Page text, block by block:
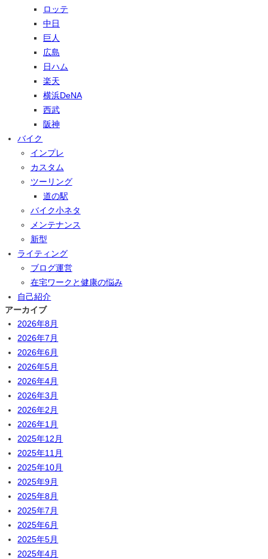
ロッテ
中日
巨人
広島
日ハム
楽天
横浜DeNA
西武
阪神
バイク
インプレ
カスタム
ツーリング
道の駅
バイク小ネタ
メンテナンス
新型
ライティング
ブログ運営
在宅ワークと健康の悩み
自己紹介
アーカイブ
2026年8月
2026年7月
2026年6月
2026年5月
2026年4月
2026年3月
2026年2月
2026年1月
2025年12月
2025年11月
2025年10月
2025年9月
2025年8月
2025年7月
2025年6月
2025年5月
2025年4月